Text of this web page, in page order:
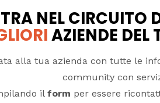
NEL CIRCUITO
AZIENDE DEL
alla tua azienda con tutte le
community con
il form per essere